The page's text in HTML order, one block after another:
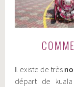
Il existe de très
départ de